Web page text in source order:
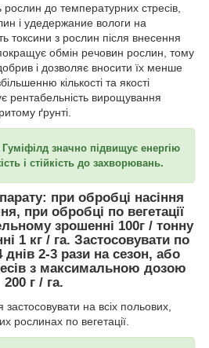
рослин до температурних стресів,
і удедержание вологи на
токсини з рослин після внесення
покращує обмін речовин рослин, тому
і дозволяє вносити їх менше
кількості та якості
рентабельність вирощування
ґрунті.
значно підвищує енергію
і стійкість до захворювань.
при обробці насіння
при обробці по вегетації
зрошенні 100г / тонну
1 кг / га. Застосовувати по
днів 2-3 рази на сезон, або
з максимальною дозою
200 г / га.
на всіх польових,
рослинах по вегетації.